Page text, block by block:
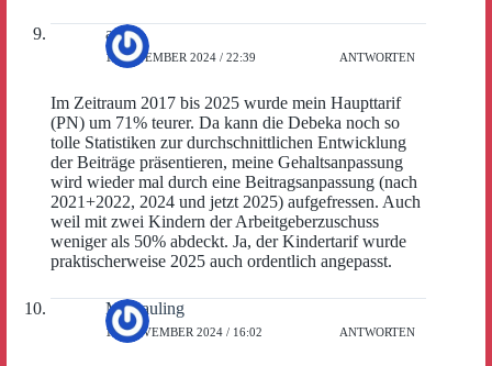
axs
1. NOVEMBER 2024 / 22:39 ANTWORTEN
Im Zeitraum 2017 bis 2025 wurde mein Haupttarif
(PN) um 71% teurer. Da kann die Debeka noch so
tolle Statistiken zur durchschnittlichen Entwicklung
der Beiträge präsentieren, meine Gehaltsanpassung
wird wieder mal durch eine Beitragsanpassung (nach
2021+2022, 2024 und jetzt 2025) aufgefressen. Auch
weil mit zwei Kindern der Arbeitgeberzuschuss
weniger als 50% abdeckt. Ja, der Kindertarif wurde
praktischerweise 2025 auch ordentlich angepasst.
M. Bauling
19. NOVEMBER 2024 / 16:02 ANTWORTEN